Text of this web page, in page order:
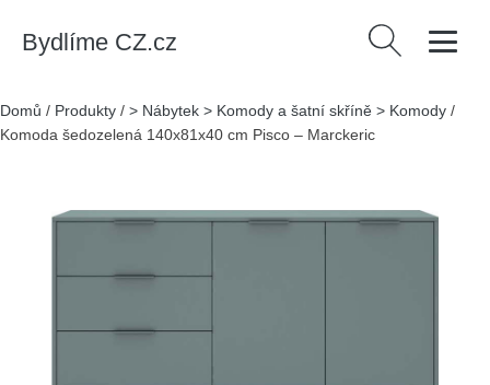
Bydlíme CZ.cz Vyhledávání
Domů / Produkty / > Nábytek > Komody a šatní skříně > Komody /
Komoda šedozelená 140x81x40 cm Pisco – Marckeric